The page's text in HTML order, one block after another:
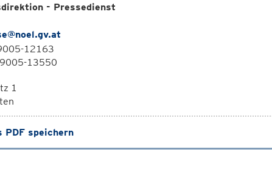
- Pressedienst
12163
13550
1
PDF speichern